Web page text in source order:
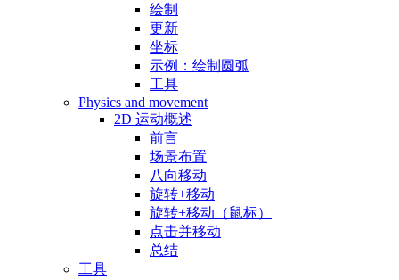
绘制
更新
坐标
示例：绘制圆弧
工具
Physics and movement
2D 运动概述
前言
场景布置
八向移动
旋转+移动
旋转+移动（鼠标）
点击并移动
总结
工具